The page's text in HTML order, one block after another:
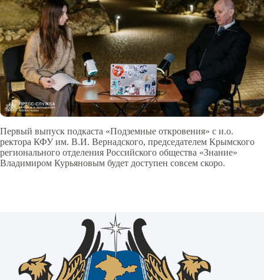
Первый выпуск подкаста «Подземные откровения» с и.о.
ректора КФУ им. В.И. Вернадского, председателем Крымского
регионального отделения Российского общества «Знание»
Владимиром Курьяновым будет доступен совсем скоро.